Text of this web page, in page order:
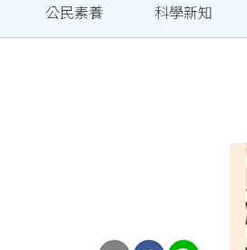
公民素養 科學新知